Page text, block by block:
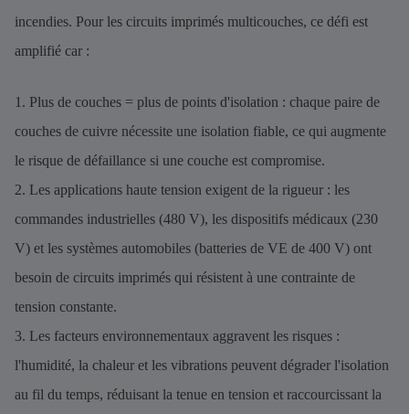
incendies. Pour les circuits imprimés multicouches, ce défi est
amplifié car :
1. Plus de couches = plus de points d'isolation : chaque paire de
couches de cuivre nécessite une isolation fiable, ce qui augmente
le risque de défaillance si une couche est compromise.
2. Les applications haute tension exigent de la rigueur : les
commandes industrielles (480 V), les dispositifs médicaux (230
V) et les systèmes automobiles (batteries de VE de 400 V) ont
besoin de circuits imprimés qui résistent à une contrainte de
tension constante.
3. Les facteurs environnementaux aggravent les risques :
l'humidité, la chaleur et les vibrations peuvent dégrader l'isolation
au fil du temps, réduisant la tenue en tension et raccourcissant la